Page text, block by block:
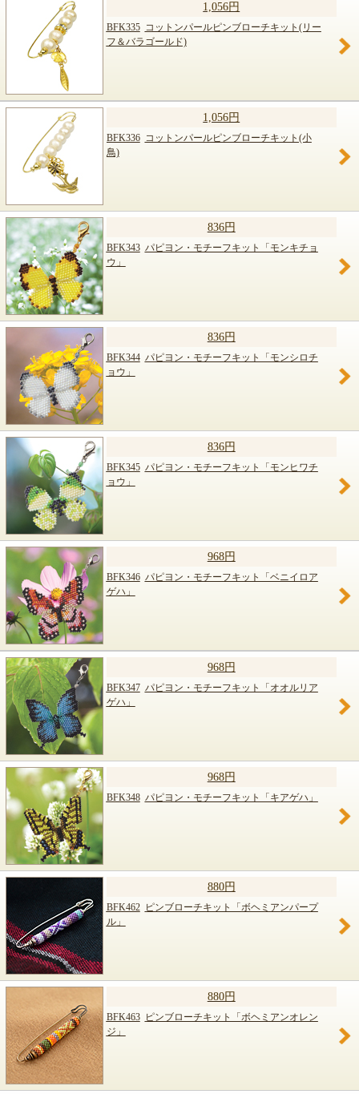
1,056円
BFK335 コットンパールピンブローチキット(リー
フ＆バラゴールド)
1,056円
BFK336 コットンパールピンブローチキット(小
鳥)
836円
BFK343 パピヨン・モチーフキット「モンキチョ
ウ」
836円
BFK344 パピヨン・モチーフキット「モンシロチ
ョウ」
836円
BFK345 パピヨン・モチーフキット「モンヒワチ
ョウ」
968円
BFK346 パピヨン・モチーフキット「ベニイロア
ゲハ」
968円
BFK347 パピヨン・モチーフキット「オオルリア
ゲハ」
968円
BFK348 パピヨン・モチーフキット「キアゲハ」
880円
BFK462
ピンブローチキット「ボヘミアンパープ
ル」
880円
BFK463
ピンブローチキット「ボヘミアンオレン
ジ」